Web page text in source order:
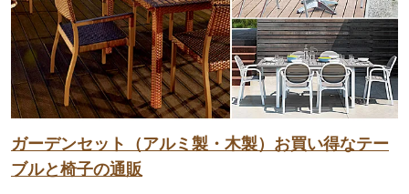
ガーデンセット（アルミ製・木製）お買い得なテー
ブルと椅子の通販